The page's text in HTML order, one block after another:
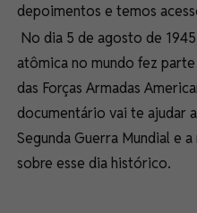
depoimentos e temos
No dia 5 de agosto de
atômica no mundo fez
das Forças Armadas
documentário vai te ajudar
Segunda Guerra Mundial e
sobre esse dia histórico.